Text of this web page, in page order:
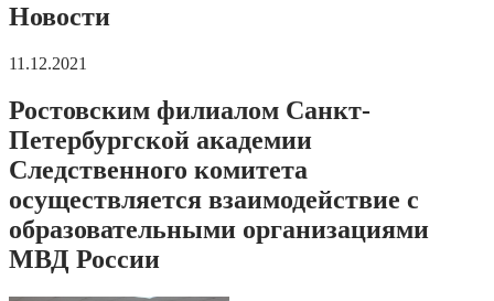
Новости
11.12.2021
Ростовским филиалом Санкт-
Петербургской академии
Следственного комитета
осуществляется взаимодействие с
образовательными организациями
МВД России